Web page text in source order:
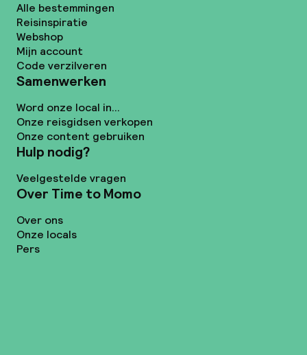
Alle bestemmingen
Reisinspiratie
Webshop
Mijn account
Code verzilveren
Samenwerken
Word onze local in...
Onze reisgidsen verkopen
Onze content gebruiken
Hulp nodig?
Veelgestelde vragen
Over Time to Momo
Over ons
Onze locals
Pers